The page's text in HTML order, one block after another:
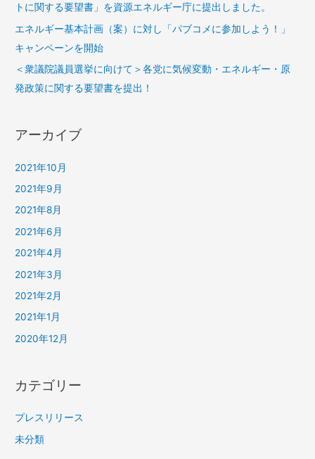
トに関する要望書」を資源エネルギー庁に提出しました。
エネルギー基本計画（案）に対し「パブコメに参加しよう！」
キャンペーンを開始
＜衆議院議員選挙に向けて＞各党に気候変動・エネルギー・原
発政策に関する要望書を提出！
アーカイブ
2021年10月
2021年9月
2021年8月
2021年6月
2021年4月
2021年3月
2021年2月
2021年1月
2020年12月
カテゴリー
プレスリリース
未分類